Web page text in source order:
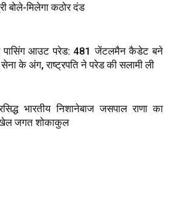
बोले-मिलेगा कठोर दंड
पासिंग आउट परेड: 481 जेंटलमैन कैडेट बने
सेना के अंग, राष्ट्रपति ने परेड की सलामी ली
भारतीय निशानेबाज जसपाल राणा का
जगत शोकाकुल